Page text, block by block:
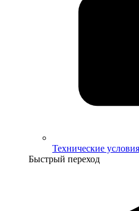
Технические
Быстрый переход